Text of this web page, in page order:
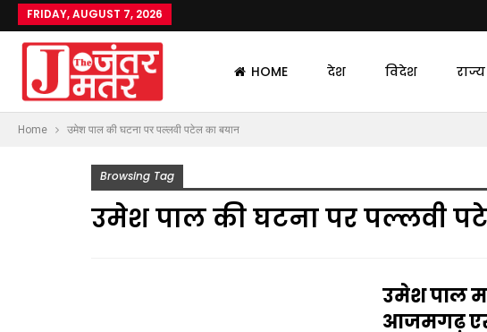
FRIDAY, AUGUST 7, 2026
HOME देश विदेश राज्य
Home उमेश पाल की घटना पर पल्लवी पटेल का बयान
Browsing Tag
उमेश पाल की घटना पर पल्लवी
उमेश पाल
आजमगढ़